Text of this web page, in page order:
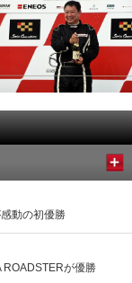
動の初優勝
が優勝